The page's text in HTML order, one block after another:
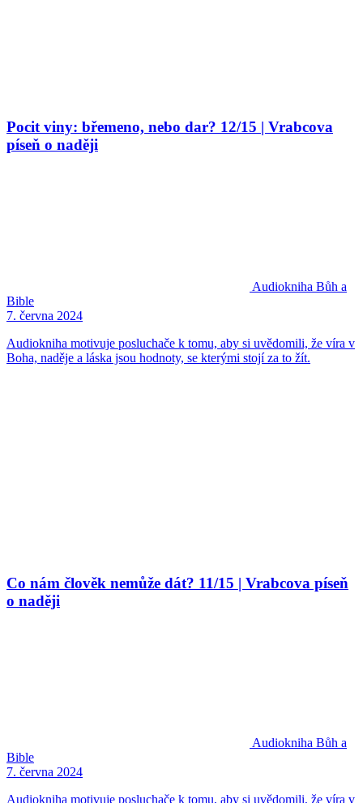
Pocit viny: břemeno, nebo dar? 12/15 | Vrabcova
píseň o naději
Audiokniha Bůh a
Bible
7. června 2024
Audiokniha motivuje posluchače k tomu, aby si uvědomili, že víra v
Boha, naděje a láska jsou hodnoty, se kterými stojí za to žít.
Co nám člověk nemůže dát? 11/15 | Vrabcova píseň
o naději
Audiokniha Bůh a
Bible
7. června 2024
Audiokniha motivuje posluchače k tomu, aby si uvědomili, že víra v